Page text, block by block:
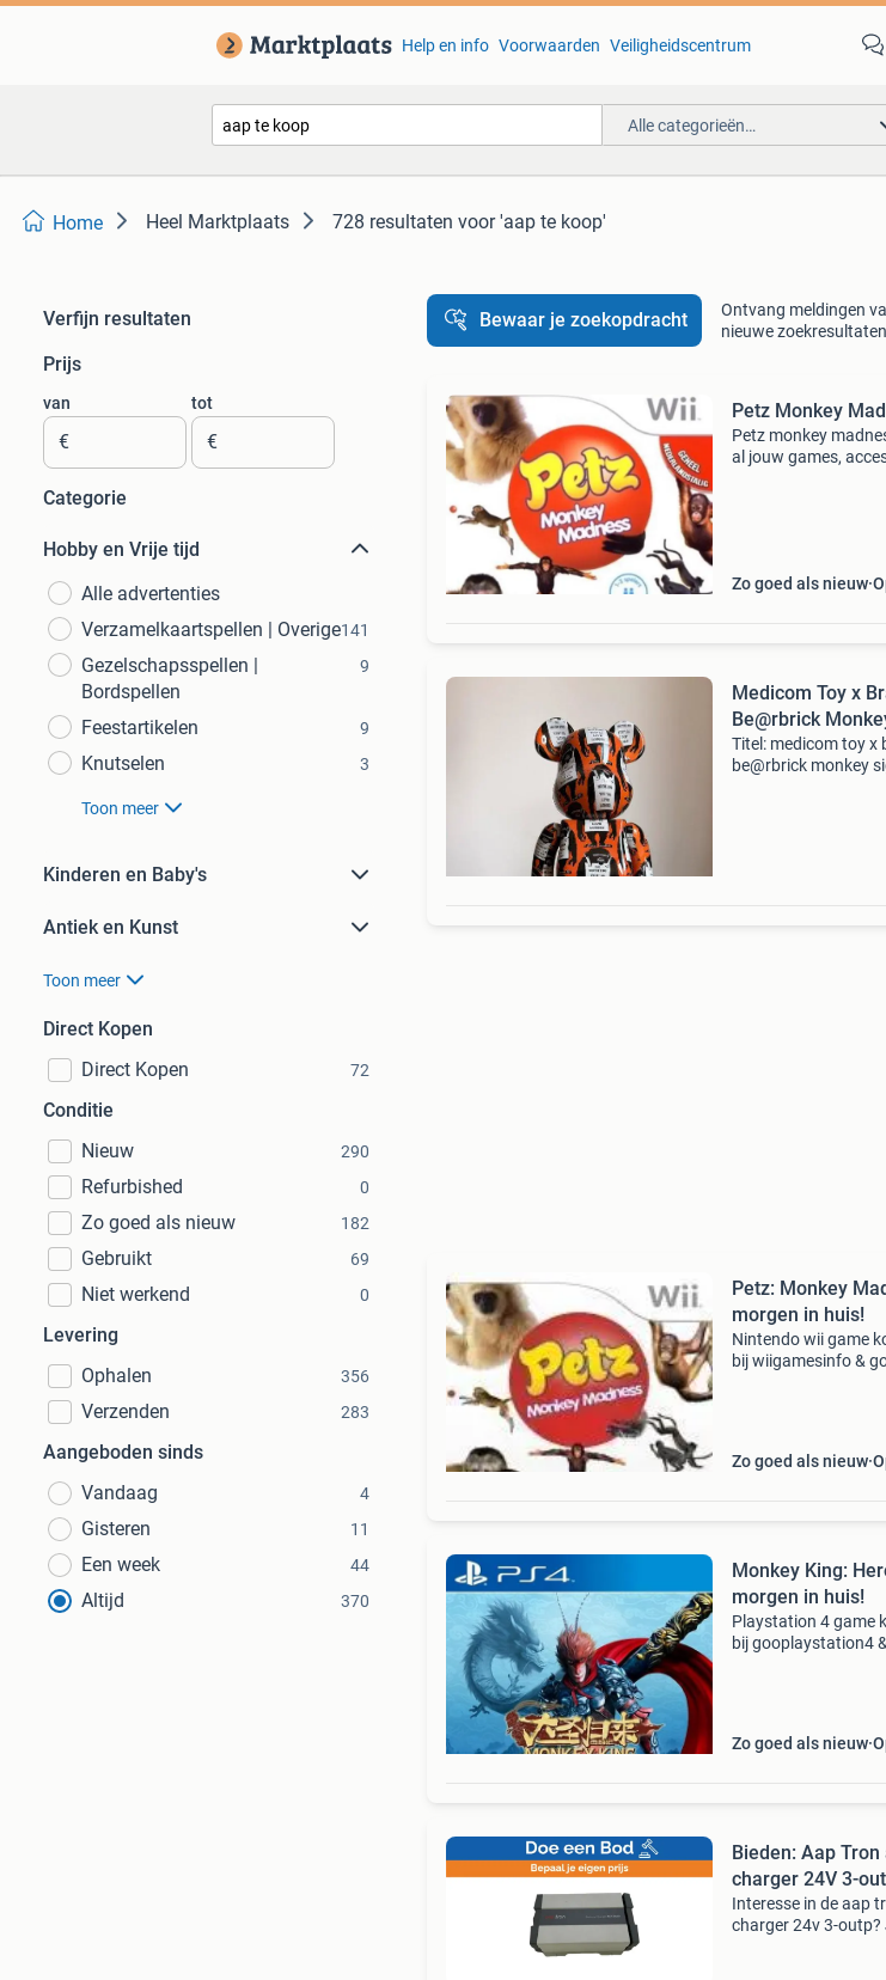
Help en info Voorwaarden Veiligheidscentrum
Alle categorieën…
Home Heel Marktplaats 728 resultaten voor 'aap te koop'
Verfijn resultaten
Prijs
van
€
tot
€
Categorie
Hobby en Vrije tijd
Alle advertenties
Verzamelkaartspellen | Overige141
Gezelschapsspellen |
Bordspellen
9
Feestartikelen 9
Knutselen 3
Toon meer
Kinderen en Baby's
Antiek en Kunst
Toon meer
Direct Kopen
Direct Kopen
72
Conditie
Nieuw
290
Refurbished 0
Zo goed als nieuw 182
Gebruikt 69
Niet werkend 0
Levering
Ophalen
356
Verzenden 283
Aangeboden sinds
Vandaag
4
Gisteren 11
Een week 44
Altijd 370
Bewaar je zoekopdracht
Ontvang meldingen
nieuwe zoekresultaten
Petz Monkey
Petz monkey
al jouw games,
Zo goed als nieuw
Medicom Toy x
Be@rbrick
Titel: medicom toy x
be@rbrick monkey
Petz: Monkey
morgen in huis!
Nintendo wii game
bij wiigamesinfo &
Zo goed als nieuw
Monkey King:
morgen in huis!
Playstation 4 game
bij gooplaystation4
Zo goed als nieuw
Bieden: Aap
charger 24V 3-
Interesse in de aap
charger 24v 3-outp?